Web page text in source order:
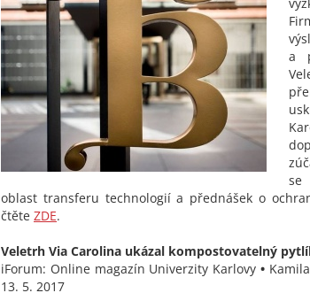
a
se
oblast transferu technologií a přednášek o
čtěte ZDE.
Veletrh Via Carolina ukázal kompostovatelný
iForum: Online magazín Univerzity Karlovy•
13. 5. 2017